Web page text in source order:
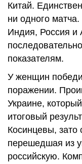
Китай.
ни одного
Индия, Россия и
показателям.
У женщин
поражении.
Украине,
итоговый
Косинцевы, зато
перешедшая из
российскую.